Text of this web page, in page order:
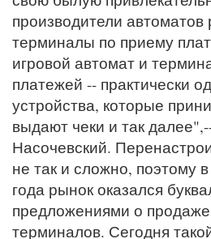
производители
терминалы по приему
игровой автомат и
платежей -- практически
устройства, которые
выдают чеки и так
Насочевский.
не так и сложно, поэтому
года рынок оказался
предложениями о
терминалов. Сегодня